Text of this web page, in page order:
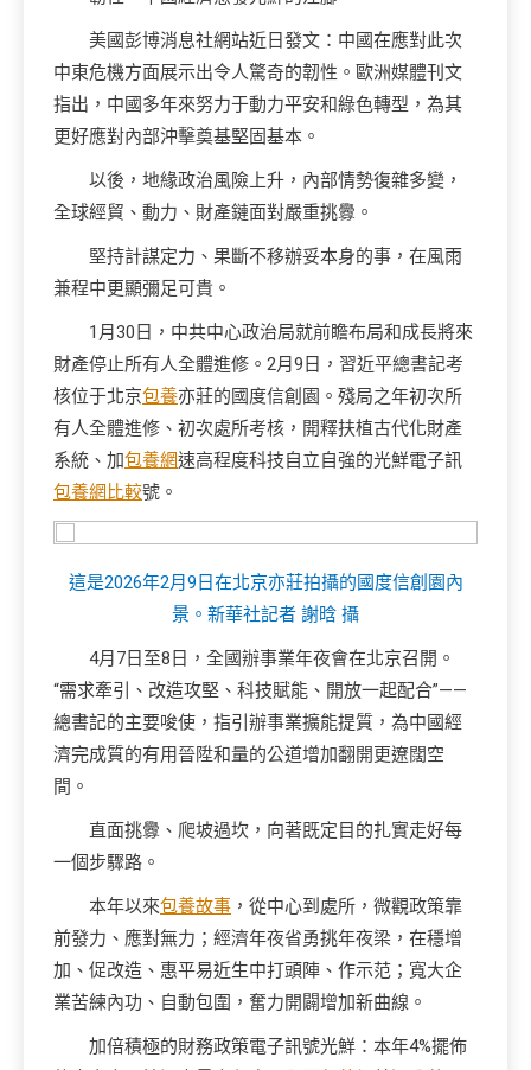
美國彭博消息社網站近日發文：中國在應對此次
中東危機方面展示出令人驚奇的韌性。歐洲媒體刊文
指出，中國多年來努力于動力平安和綠色轉型，為其
更好應對內部沖擊奠基堅固基本。
以後，地緣政治風險上升，內部情勢復雜多變，
全球經貿、動力、財產鏈面對嚴重挑釁。
堅持計謀定力、果斷不移辦妥本身的事，在風雨
兼程中更顯彌足可貴。
1月30日，中共中心政治局就前瞻布局和成長將來
財產停止所有人全體進修。2月9日，習近平總書記考
核位于北京包養亦莊的國度信創園。殘局之年初次所
有人全體進修、初次處所考核，開釋扶植古代化財產
系統、加包養網速高程度科技自立自強的光鮮電子訊
包養網比較號。
這是2026年2月9日在北京亦莊拍攝的國度信創園內
景。新華社記者 謝晗 攝
4月7日至8日，全國辦事業年夜會在北京召開。
“需求牽引、改造攻堅、科技賦能、開放一起配合”——
總書記的主要唆使，指引辦事業擴能提質，為中國經
濟完成質的有用晉陞和量的公道增加翻開更遼闊空
間。
直面挑釁、爬坡過坎，向著既定目的扎實走好每
一個步驟路。
本年以來包養故事 ，從中心到處所，微觀政策靠
前發力、應對無力；經濟年夜省勇挑年夜梁，在穩增
加、促改造、惠平易近生中打頭陣、作示范；寬大企
業苦練內功、自動包圍，奮力開闢增加新曲線。
加倍積極的財務政策電子訊號光鮮：本年4%擺佈